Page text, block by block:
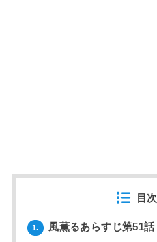
目次
1. 風薫るあらすじ第51話